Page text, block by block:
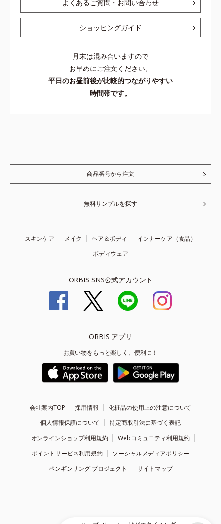
よくあるご質問・お問い合わせ
ショッピングガイド
月末は混み合いますので
お早めにご注文ください。
平日のお昼前後が比較的つながりやすい
時間帯です。
商品番号から注文
無料サンプルを探す
スキンケア メイク ヘア＆ボディ
インナーケア（食品）
ボディウェア
ORBIS SNS公式アカウント
ORBIS アプリ
お買い物をもっと楽しく、便利に！
会社案内TOP 採用情報
化粧品の使用上の注意について
個人情報保護について
特定商取引法に基づく表記
オンラインショップ利用規約
Webコミュニティ利用規約
ポイントサービス利用規約
ソーシャルメディアポリシー
ペンギンリング プロジェクト
サイトマップ